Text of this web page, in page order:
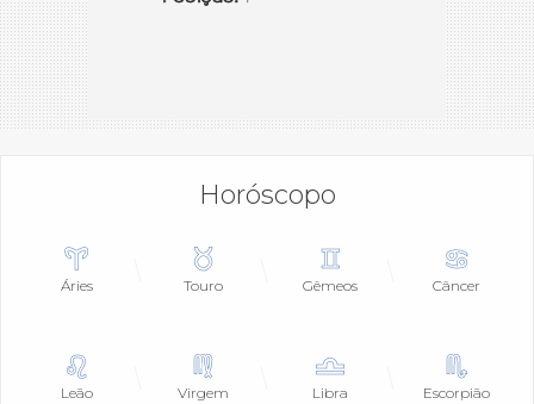
Horóscopo
Áries Touro Gêmeos Câncer
Leão Virgem Libra Escorpião